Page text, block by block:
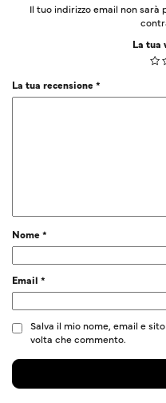
Il tuo indirizzo email non sarà
La tua
La tua recensione*
Nome*
Email *
Salva il mio nome, email e
volta che commento.